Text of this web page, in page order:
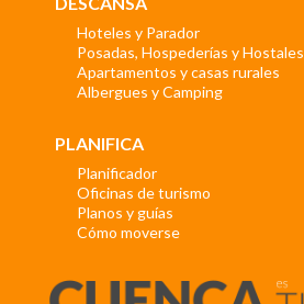
Hoteles y Parador
Posadas, Hospederías y Hostales
Apartamentos y casas rurales
Albergues y Camping
PLANIFICA
Planificador
Oficinas de turismo
Planos y guías
Cómo moverse